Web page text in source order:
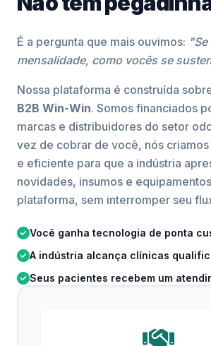
É a pergunta que mais ouvimos:
mensalidade, como vocês se
Nossa plataforma é construída
B2B Win-Win. Somos financiados
marcas e distribuidores do setor
vez de cobrar de você, nós
e eficiente para que a indústria
novidades, insumos e
plataforma, sem interromper seu
Você ganha tecnologia de ponta
A indústria alcança clínicas
Seus pacientes recebem um